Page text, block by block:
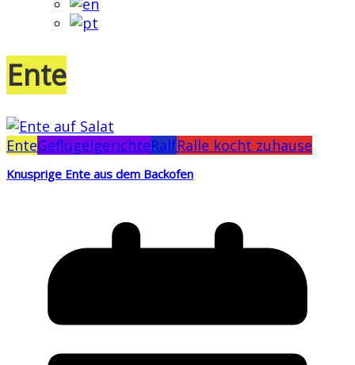
Ente
EnteGeflügelgerichteRalfRalle kocht zuhause
Knusprige Ente aus dem Backofen